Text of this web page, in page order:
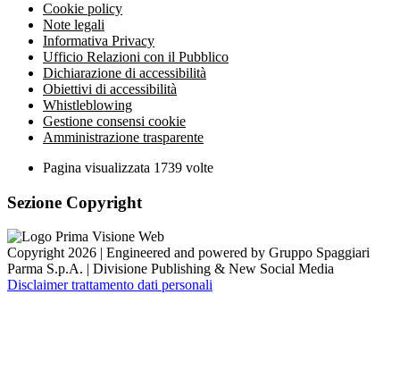
Cookie policy
Note legali
Informativa Privacy
Ufficio Relazioni con il Pubblico
Dichiarazione di accessibilità
Obiettivi di accessibilità
Whistleblowing
Gestione consensi cookie
Amministrazione trasparente
Pagina visualizzata 1739 volte
Sezione Copyright
Copyright 2026 | Engineered and powered by Gruppo Spaggiari
Parma S.p.A. | Divisione Publishing & New Social Media
Disclaimer trattamento dati personali